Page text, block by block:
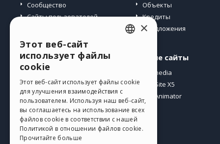
Сообщество
Сайты пользователей
Объекты
Кредиты
Предложения
Профиль
Мои посты
Мои лицензии
Загрузить
Веб-хостинг
Мои кредиты
Другие сайты
Incomedia
WebSite X5
WebAnimator
GERMAN
SPANISH
PORTUGUESE
POLISH
×
Этот веб-сайт
использует файлы
cookie
Этот веб-сайт использует файлы cookie
для улучшения взаимодействия с
пользователем. Используя наш веб-сайт,
вы соглашаетесь на использование всех
файлов cookie в соответствии с нашей
Политикой в ​​отношении файлов cookie.
Прочитайте больше